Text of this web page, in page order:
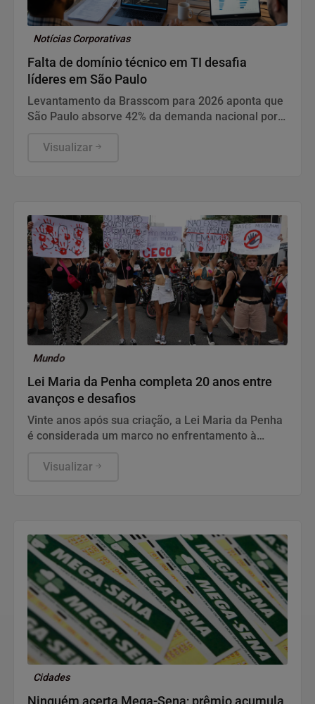
Notícias Corporativas
Falta de domínio técnico em TI desafia
líderes em São Paulo
Levantamento da Brasscom para 2026 aponta que
São Paulo absorve 42% da demanda nacional por
competências aprofundadas atinge 64% dos
educação continuada em OutSystems, Salesforce
e IA.
Visualizar
Mundo
Lei Maria da Penha completa 20 anos entre
avanços e desafios
Vinte anos após sua criação, a Lei Maria da Penha
é considerada um marco no enfrentamento à
falhas na aplicação das medidas de proteção.
Visualizar
Cidades
Ninguém acerta Mega-Sena; prêmio acumula